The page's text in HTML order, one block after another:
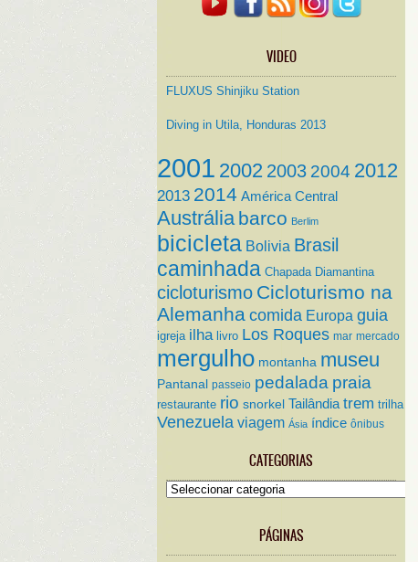
VIDEO
FLUXUS Shinjiku Station
Diving in Utila, Honduras 2013
2001 2002 2003 2004 2012
2013 2014 América Central
Austrália barco Berlim
bicicleta Bolivia Brasil
caminhada Chapada Diamantina
cicloturismo Cicloturismo na
Alemanha comida Europa guia
igreja ilha livro Los Roques mar mercado
mergulho montanha museu
Pantanal passeio pedalada praia
restaurante rio snorkel Tailândia trem trilha
Venezuela viagem Ásia índice ônibus
CATEGORIAS
Categorias
PÁGINAS